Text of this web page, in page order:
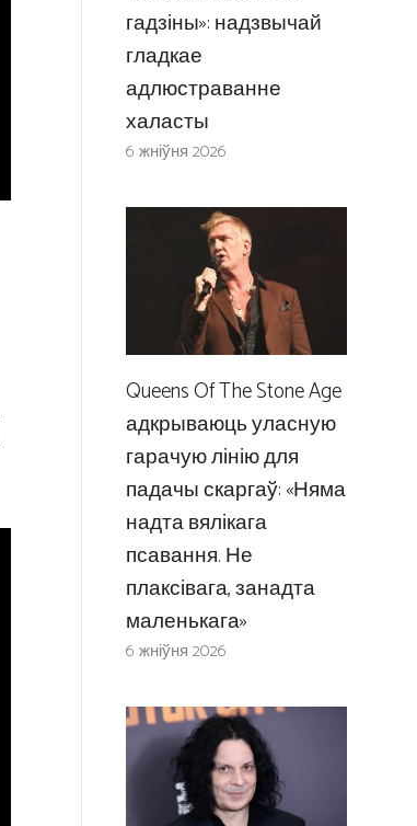
гадзіны»: надзвычай
гладкае
адлюстраванне
халасты
6 жніўня 2026
Queens Of The Stone Age
адкрываюць уласную
гарачую лінію для
падачы скаргаў: «Няма
надта вялікага
псавання. Не
плаксівага, занадта
маленькага»
6 жніўня 2026